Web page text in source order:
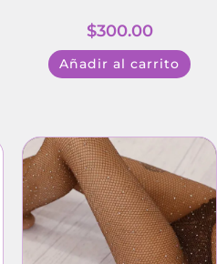
$300.00
Añadir al carrito